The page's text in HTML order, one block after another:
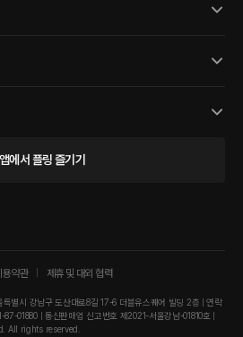
앱에서 플링 즐기기
용약관 제휴 및 대외 협력
별시 강남구 도산대로8길 17-6 더블유스퀘어 빌딩 2층 | 연락
01880 | 통신판매업 신고번호 제2021-서울강남-01810호 |
All rights reserved.